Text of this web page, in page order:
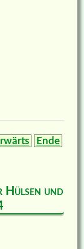
Ende
Hülsen und